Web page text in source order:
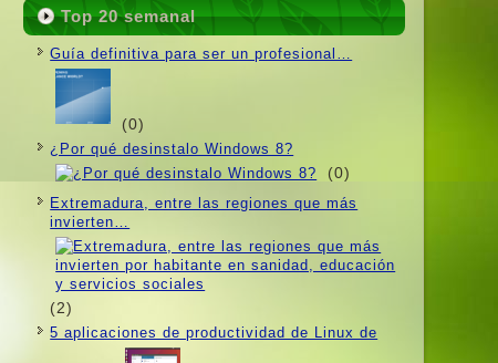
Top 20 semanal
Guí­a definitiva para ser un profesional…
(0)
¿Por qué desinstalo Windows 8?
(0)
Extremadura, entre las regiones que más
invierten…
(2)
5 aplicaciones de productividad de Linux de